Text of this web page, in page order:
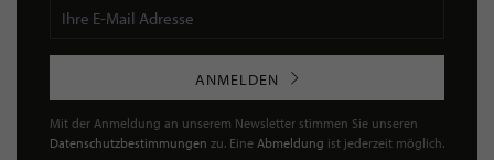
ANMELDEN
Mit der Anmeldung an unserem Newsletter stimmen Sie unseren
Datenschutzbestimmungen zu. Eine Abmeldung ist jederzeit möglich.